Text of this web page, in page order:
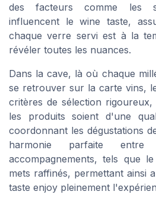
des facteurs comme les
influencent lewine taste,
chaque verre servi est à la
révéler toutes les nuances.
Dans la cave, là où chaque
se retrouver sur la carte vins,
critères de sélection
les produits soient d'une
coordonnant les dégustations
harmonie parfaite
accompagnements, tels que
mets raffinés, permettant ainsi
taste enjoy pleinement